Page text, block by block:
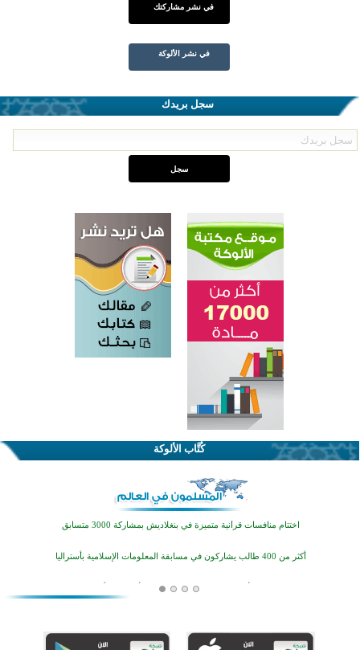
في نشر مشاركتك
في نشر الألوكة
سجل بريدك
كُتَّاب الألوكة
اختتام الدورة التاسعة لمسابقة حفظ وتلاوة القرآن الكريم في أزناكاييف
تيسليتش تختتم برنامجا تعليميا لتعزيز القيم وبناء الشخصية للشباب المسلمين
اختتام منافسات قرآنية متميزة في بنغلاديش بمشاركة 3000 متسابق
أكثر من 400 طالب يشاركون في مسابقة المعلومات الإسلامية بأستراليا
افتتاح تاريخي لأول مسجد في بلييفليا بالجبل الأسود منذ أكثر من قرن